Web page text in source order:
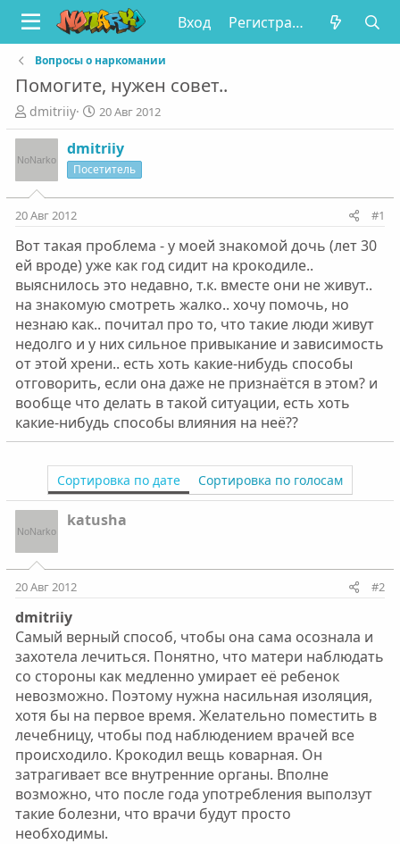
Вход Регистрация
Вопросы о наркомании
Помогите, нужен совет..
А
в
т
о
р
т
е
ы
dmitriiy
Д
а
т
а
н
а
л
а
20 Авг 2012
dmitriiy
Посетитель
20 Авг 2012 #1
Вот такая проблема - у моей знакомой дочь (лет 30
ей вроде) уже как год сидит на крокодиле..
выяснилось это недавно, т.к. вместе они не живут..
на знакомую смотреть жалко.. хочу помочь, но
незнаю как.. почитал про то, что такие люди живут
недолго и у них сильное привыкание и зависимость
от этой хрени.. есть хоть какие-нибудь способы
отговорить, если она даже не признаётся в этом? и
вообще что делать в такой ситуации, есть хоть
какие-нибудь способы влияния на неё??
Сортировка по дате Сортировка по голосам
katusha
20 Авг 2012 #2
dmitriiy
Самый верный способ, чтобы она сама осознала и
захотела лечиться. Понятно, что матери наблюдать
со стороны как медленно умирает её ребенок
невозможно. Поэтому нужна насильная изоляция,
хотя бы на первое время. Желательно поместить в
лечебницу, чтобы под наблюдением врачей все
происходило. Крокодил вещь коварная. Он
затрагивает все внутренние органы. Вполне
возможно, что после года употребления выползут
такие болезни, что врачи будут просто
необходимы.